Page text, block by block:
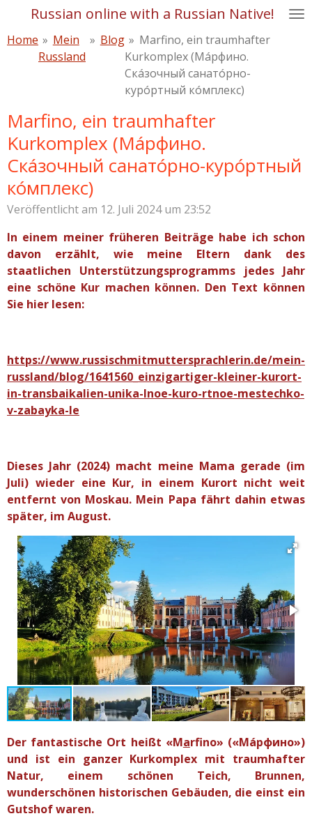
springen
Russian online with a Russian Native!
Home » Mein
Russland
» Blog » Marfino, ein traumhafter
Kurkomplex (Мáрфино.
Скáзочный санатóрно-
курóртный кóмплекс)
Marfino, ein traumhafter
Kurkomplex (Мáрфино.
Скáзочный санатóрно-курóртный
кóмплекс)
Veröffentlicht am 12. Juli 2024 um 23:52
In einem meiner früheren Beiträge habe ich schon
davon erzählt, wie meine Eltern dank des
staatlichen Unterstützungsprogramms jedes Jahr
eine schöne Kur machen können. Den Text können
Sie hier lesen:
https://www.russischmitmuttersprachlerin.de/mein-
russland/blog/1641560_einzigartiger-kleiner-kurort-
in-transbaikalien-unika-lnoe-kuro-rtnoe-mestechko-
v-zabayka-le
Dieses Jahr (2024) macht meine Mama gerade (im
Juli) wieder eine Kur, in einem Kurort nicht weit
entfernt von Moskau. Mein Papa fährt dahin etwas
später, im August.
Der fantastische Ort heißt «Marfino» («Мáрфино»)
und ist ein ganzer Kurkomplex mit traumhafter
Natur, einem schönen Teich, Brunnen,
wunderschönen historischen Gebäuden, die einst ein
Gutshof waren.